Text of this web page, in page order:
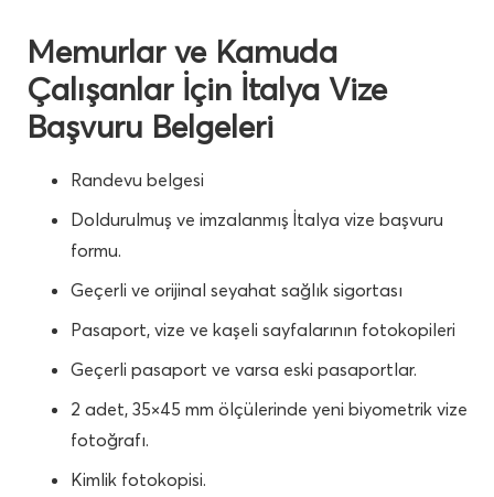
Memurlar ve Kamuda
Çalışanlar İçin İtalya Vize
Başvuru Belgeleri
Randevu belgesi
Doldurulmuş ve imzalanmış İtalya vize başvuru
formu.
Geçerli ve orijinal seyahat sağlık sigortası
Pasaport, vize ve kaşeli sayfalarının fotokopileri
Geçerli pasaport ve varsa eski pasaportlar.
2 adet, 35×45 mm ölçülerinde yeni biyometrik vize
fotoğrafı.
Kimlik fotokopisi.